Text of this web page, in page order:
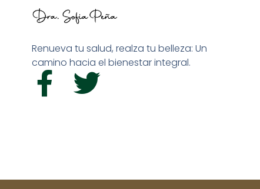
Renueva tu salud, realza tu belleza: Un
camino hacia el bienestar integral.